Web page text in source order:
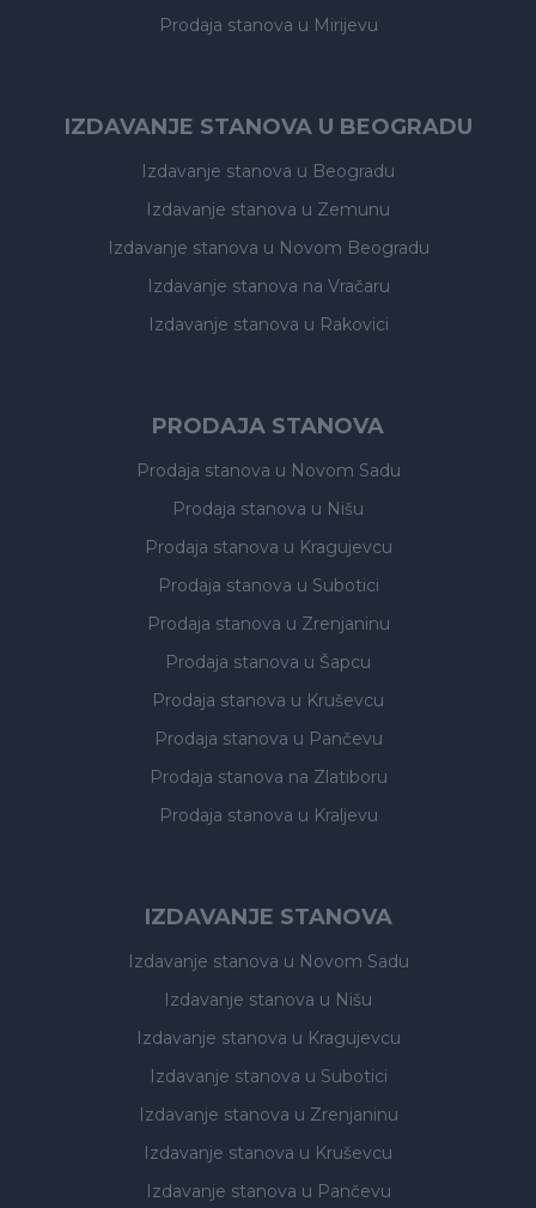
Prodaja stanova u Mirijevu
IZDAVANJE STANOVA U BEOGRADU
Izdavanje stanova u Beogradu
Izdavanje stanova u Zemunu
Izdavanje stanova u Novom Beogradu
Izdavanje stanova na Vračaru
Izdavanje stanova u Rakovici
PRODAJA STANOVA
Prodaja stanova u Novom Sadu
Prodaja stanova u Nišu
Prodaja stanova u Kragujevcu
Prodaja stanova u Subotici
Prodaja stanova u Zrenjaninu
Prodaja stanova u Šapcu
Prodaja stanova u Kruševcu
Prodaja stanova u Pančevu
Prodaja stanova na Zlatiboru
Prodaja stanova u Kraljevu
IZDAVANJE STANOVA
Izdavanje stanova u Novom Sadu
Izdavanje stanova u Nišu
Izdavanje stanova u Kragujevcu
Izdavanje stanova u Subotici
Izdavanje stanova u Zrenjaninu
Izdavanje stanova u Kruševcu
Izdavanje stanova u Pančevu